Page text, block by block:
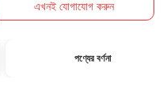
এখনই যোগাযোগ করুন
পণ্যের বর্ণনা